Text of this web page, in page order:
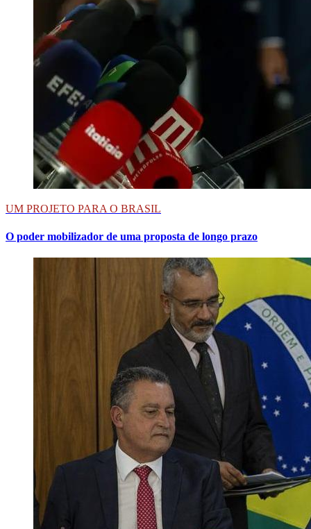
UM PROJETO PARA O BRASIL
O poder mobilizador de uma proposta de longo prazo